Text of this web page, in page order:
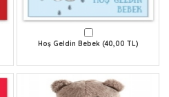
Hoş Geldin Bebek (40,00 TL)